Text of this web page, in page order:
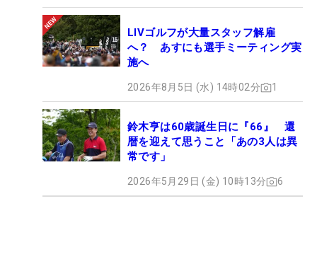
LIVゴルフが大量スタッフ解雇
へ？ あすにも選手ミーティング実
施へ
2026年8月5日 (水) 14時02分 1
鈴木亨は60歳誕生日に『66』 還
暦を迎えて思うこと「あの3人は異
常です」
2026年5月29日 (金) 10時13分 6